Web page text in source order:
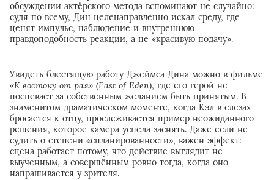
обсуждении актёрского метода вспоминают не случайно:
судя по всему, Дин целенаправленно искал среду, где
ценят импульс, наблюдение и внутреннюю
правдоподобность реакции, а не «красивую подачу».
Увидеть блестящую работу Джеймса Дина можно в фильме
«К востоку от рая» (East of Eden), где его герой не
поспевает за собственным желанием быть принятым. В
знаменитом драматическом моменте, когда Кэл в слезах
бросается к отцу, прослеживается пример неожиданного
решения, которое камера успела заснять. Даже если не
судить о степени «спланированности», важен эффект:
сцена работает потому, что действие выглядит не
выученным, а совершённым ровно тогда, когда оно
напрашивается у зрителя.